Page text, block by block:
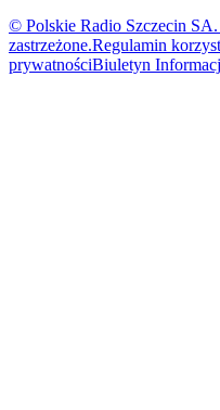
© Polskie Radio Szczecin
zastrzeżone.Regulamin
prywatnościBiuletyn